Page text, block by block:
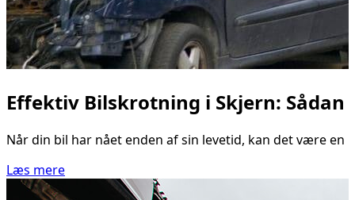
Effektiv Bilskrotning i Skjern: Sådan
Når din bil har nået enden af sin levetid, kan det være
Læs mere